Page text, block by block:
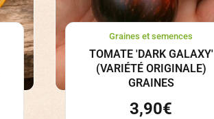
Graines et semences
TOMATE 'DARK GALAXY'
(VARIÉTÉ ORIGINALE)
GRAINES
3,90€